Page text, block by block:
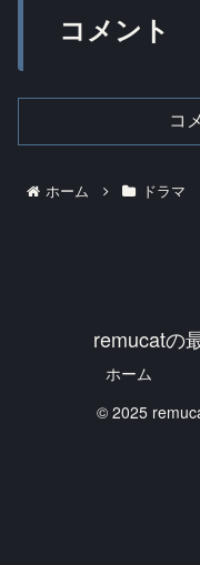
コメント
コ
ホーム ドラマ
remucatの
ホーム
© 2025